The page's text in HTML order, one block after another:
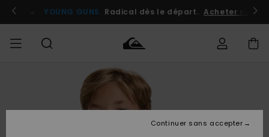
l'information
le
Se connecter / s'inscrire
YOUNG GUNS Radical dès le départ. Acheter
Vêtements
Vêtements
Shop
Surf
Homme
Snow
Homme
Outlet
Homme
Accéder à
commande
Continuer sans accepter